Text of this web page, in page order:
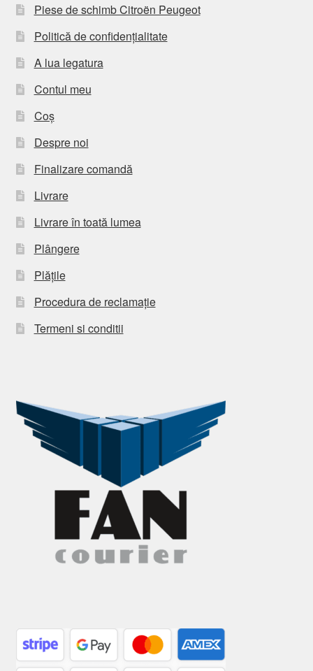
Piese de schimb Citroën Peugeot
Politică de confidențialitate
A lua legatura
Contul meu
Coș
Despre noi
Finalizare comandă
Livrare
Livrare în toată lumea
Plângere
Plățile
Procedura de reclamație
Termeni si conditii